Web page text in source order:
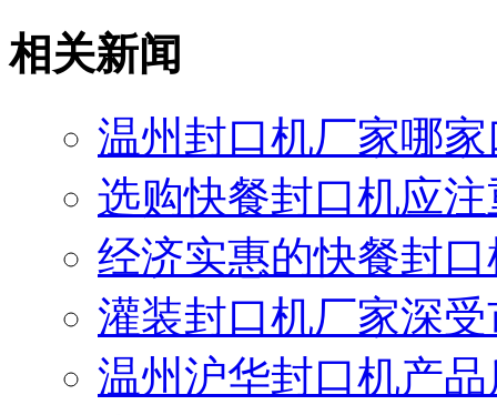
相关新闻
温州封口机厂家哪
选购快餐封口机应
经济实惠的快餐封
灌装封口机厂家深
温州沪华封口机产